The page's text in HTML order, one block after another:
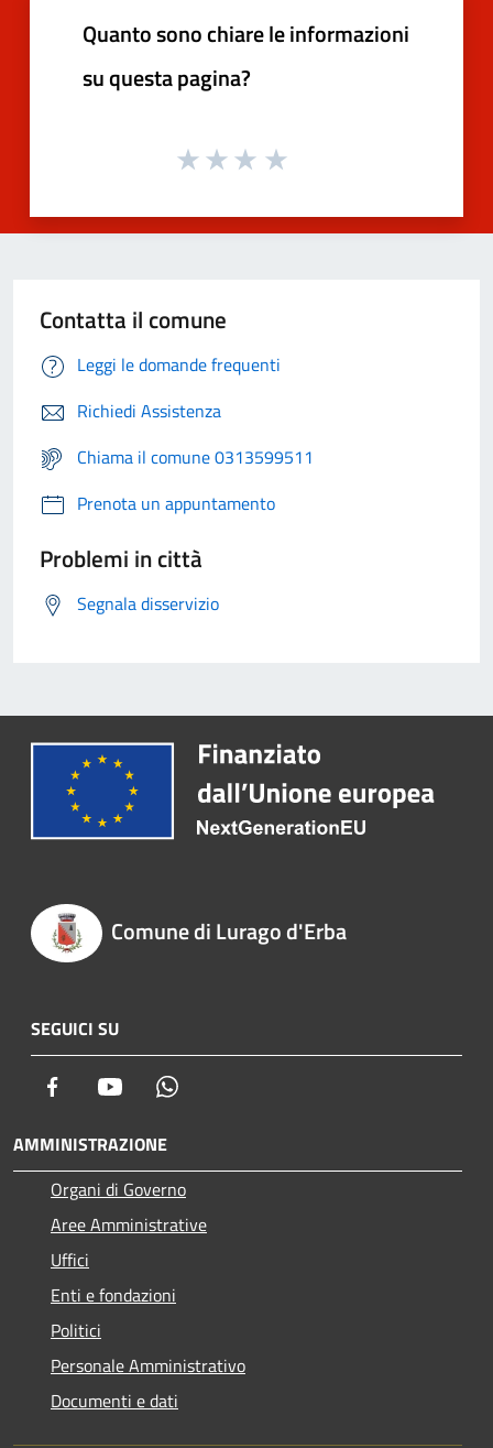
Quanto sono chiare le informazioni
su questa pagina?
Contatta il comune
Leggi le domande frequenti
Richiedi Assistenza
Chiama il comune 0313599511
Prenota un appuntamento
Problemi in città
Segnala disservizio
Comune di Lurago d'Erba
SEGUICI SU
Facebook Youtube
AMMINISTRAZIONE
Organi di Governo
Aree Amministrative
Uffici
Enti e fondazioni
Politici
Personale Amministrativo
Documenti e dati